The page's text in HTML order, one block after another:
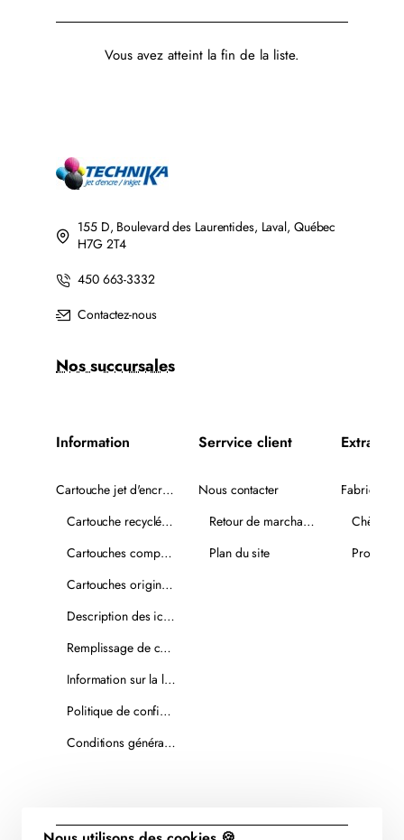
Vous avez atteint la fin de la liste.
155 D, Boulevard des Laurentides, Laval, Québec
H7G 2T4
450 663-3332
Contactez-nous
Nos succursales
Information
Cartouche jet d'encre recyclée
Cartouche recyclée PLUS
Cartouches compatibles
Cartouches originales
Description des icônes
Remplissage de cartouches
Information sur la livraison
Politique de confidentialité
Conditions générales de vente
Serrvice client
Nous contacter
Retour de marchandise
Plan du site
Extra
Fabricants